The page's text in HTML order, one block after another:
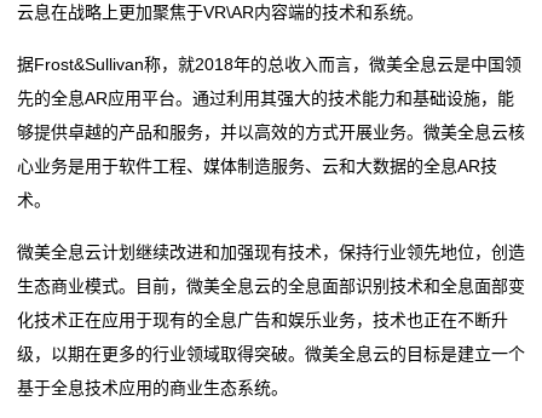
云息在战略上更加聚焦于VR\AR内容端的技术和系统。
据Frost&Sullivan称，就2018年的总收入而言，微美全息云是中国领
先的全息AR应用平台。通过利用其强大的技术能力和基础设施，能
够提供卓越的产品和服务，并以高效的方式开展业务。微美全息云核
心业务是用于软件工程、媒体制造服务、云和大数据的全息AR技
术。
微美全息云计划继续改进和加强现有技术，保持行业领先地位，创造
生态商业模式。目前，微美全息云的全息面部识别技术和全息面部变
化技术正在应用于现有的全息广告和娱乐业务，技术也正在不断升
级，以期在更多的行业领域取得突破。微美全息云的目标是建立一个
基于全息技术应用的商业生态系统。